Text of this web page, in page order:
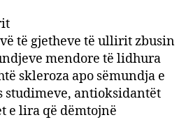
të gjetheve të ullirit zbusin
mendore të lidhura
skleroza apo sëmundja e
studimeve, antioksidantët
e lira që dëmtojnë